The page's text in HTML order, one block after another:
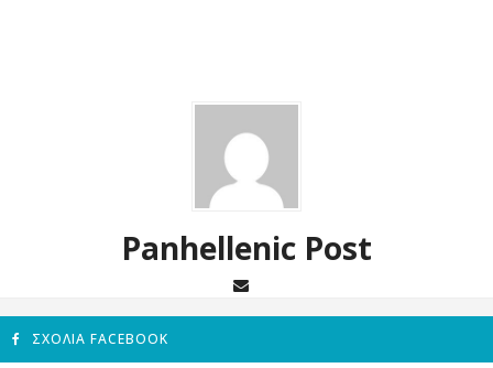
Panhellenic Post
ΣΧΌΛΙΑ FACEBOOK